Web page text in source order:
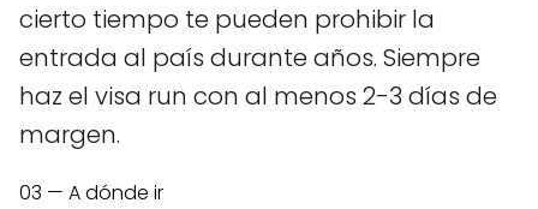
cierto tiempo te pueden prohibir la
entrada al país durante años. Siempre
haz el visa run con al menos 2-3 días de
margen.
03 — A dónde ir